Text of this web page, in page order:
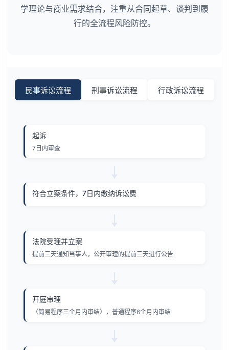
学理论与商业需求结合，注重从合同起草、谈判到履
行的全流程风险防控。
民事诉讼流程 刑事诉讼流程 行政诉讼流程
起诉
7日内审查
符合立案条件，7日内缴纳诉讼费
法院受理并立案
提前三天通知当事人，公开审理的提前三天进行公告
开庭审理
（简易程序三个月内审结），普通程序6个月内审结